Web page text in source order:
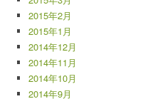
2015年2月
2015年1月
2014年12月
2014年11月
2014年10月
2014年9月